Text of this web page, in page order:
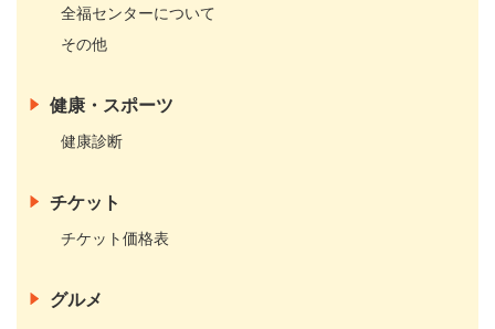
全福センターについて
その他
健康・スポーツ
健康診断
チケット
チケット価格表
グルメ